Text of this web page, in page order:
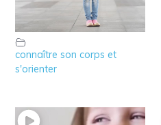
l’axe corporel de
l’enfant?
connaître son corps et
s'orienter